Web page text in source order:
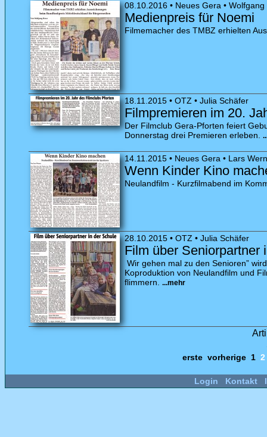
08.10.2016 • Neues Gera • Wolfgang
Medienpreis für Noemi
Filmemacher des TMBZ erhielten
18.11.2015 • OTZ • Julia Schäfer
Filmpremieren im 20.
Der Filmclub Gera-Pforten feiert
Donnerstag drei Premieren erleben.
14.11.2015 • Neues Gera • Lars
Wenn Kinder Kino
Neulandfilm - Kurzfilmabend im
28.10.2015 • OTZ • Julia Schäfer
Film über Seniorpartner
Wir gehen mal zu den Senioren”
Koproduktion von Neulandfilm und
flimmern. ...mehr
erste vorherige 1
Login Kontakt